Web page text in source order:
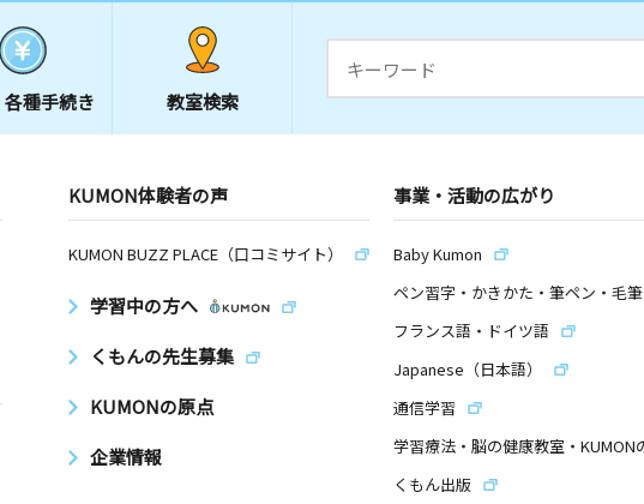
各種手続き 教室検索
KUMON体験者の声
KUMON BUZZ PLACE（口コミサイト）
学習中の方へ
くもんの先生募集
KUMONの原点
企業情報
事業・活動の広がり
Baby Kumon
ペン習字・かきかた・筆ペン・毛筆
フランス語・ドイツ語
Japanese（日本語）
通信学習
学習療法・脳の健康教室・KUMON
くもん出版